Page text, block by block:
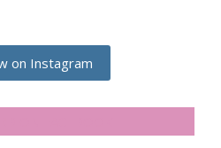
on Instagram